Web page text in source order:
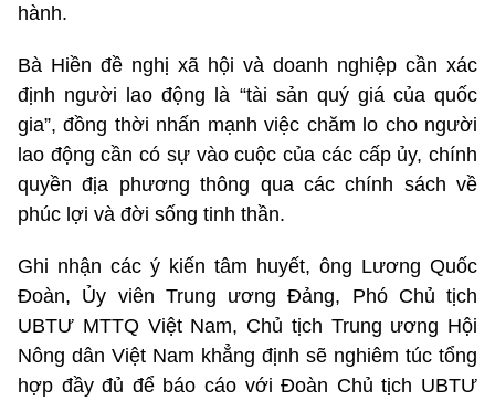
hành.
Bà Hiền đề nghị xã hội và doanh nghiệp cần xác
định người lao động là “tài sản quý giá của quốc
gia”, đồng thời nhấn mạnh việc chăm lo cho người
lao động cần có sự vào cuộc của các cấp ủy, chính
quyền địa phương thông qua các chính sách về
phúc lợi và đời sống tinh thần.
Ghi nhận các ý kiến tâm huyết, ông Lương Quốc
Đoàn, Ủy viên Trung ương Đảng, Phó Chủ tịch
UBTƯ MTTQ Việt Nam, Chủ tịch Trung ương Hội
Nông dân Việt Nam khẳng định sẽ nghiêm túc tổng
hợp đầy đủ để báo cáo với Đoàn Chủ tịch UBTƯ